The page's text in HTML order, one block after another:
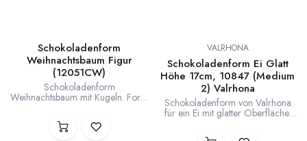
Schokoladenform
Weihnachtsbaum Figur
(12051CW)
Schokoladenform
Weihnachtsbaum mit Kugeln. Form
halben Baum ca. 53 Gramm.
Stabile, langlebige
VALRHONA
Schokoladenform Ei Glatt
Höhe 17cm, 10847 (Medium
2) Valrhona
Schokoladenform von Valrhona
für ein Ei mit glatter Oberfläche.
11,2 cm. Tiefziehform für eine